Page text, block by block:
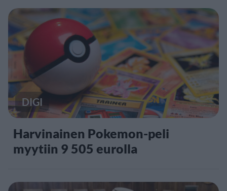
DIGI
Harvinainen Pokemon-peli
myytiin 9 505 eurolla